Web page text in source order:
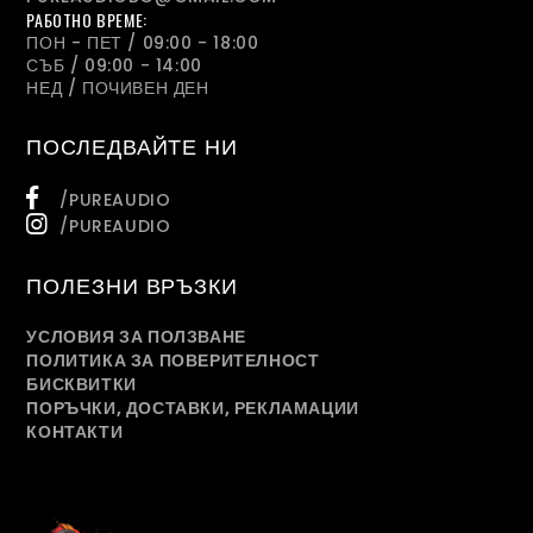
РАБОТНО ВРЕМЕ:
ПОН - ПЕТ / 09:00 - 18:00
СЪБ / 09:00 - 14:00
НЕД / ПОЧИВЕН ДЕН
ПОСЛЕДВАЙТЕ НИ
/PUREAUDIO
/PUREAUDIO
ПОЛЕЗНИ ВРЪЗКИ
УСЛОВИЯ ЗА ПОЛЗВАНЕ
ПОЛИТИКА ЗА ПОВЕРИТЕЛНОСТ
БИСКВИТКИ
ПОРЪЧКИ, ДОСТАВКИ, РЕКЛАМАЦИИ
КОНТАКТИ